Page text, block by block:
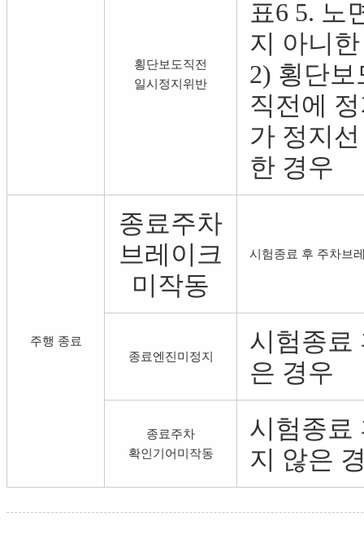
횡단보도직전
일시정지위반
표6 5. 노
지 아니
2) 횡단
직전에
가 정지
한 경우
주행 종료
종료주차
브레이크
미작동
시험종료 후 주차브
종료엔진미정지
시험종료
은 경우
종료주차
확인기어미작동
시험종료
지 않은